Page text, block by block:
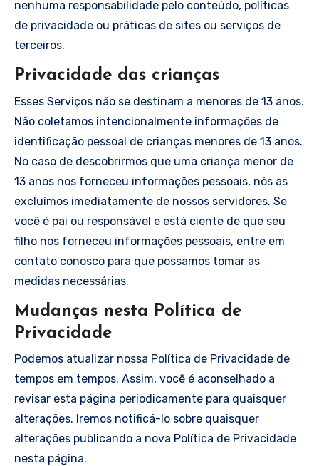
nenhuma responsabilidade pelo conteúdo, políticas
de privacidade ou práticas de sites ou serviços de
terceiros.
Privacidade das crianças
Esses Serviços não se destinam a menores de 13 anos.
Não coletamos intencionalmente informações de
identificação pessoal de crianças menores de 13 anos.
No caso de descobrirmos que uma criança menor de
13 anos nos forneceu informações pessoais, nós as
excluímos imediatamente de nossos servidores. Se
você é pai ou responsável e está ciente de que seu
filho nos forneceu informações pessoais, entre em
contato conosco para que possamos tomar as
medidas necessárias.
Mudanças nesta Política de
Privacidade
Podemos atualizar nossa Política de Privacidade de
tempos em tempos. Assim, você é aconselhado a
revisar esta página periodicamente para quaisquer
alterações. Iremos notificá-lo sobre quaisquer
alterações publicando a nova Política de Privacidade
nesta página.